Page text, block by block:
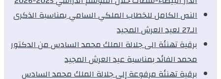
النص الكامل للخطاب الملكي السامي بمناسبة الذكرى
الـ27 لعيد العرش المجيد
برقية تهنئة الى جلالة الملك محمد السادس من الدكتور
محمد الفائد بمناسبة عيد العرش المجيد
برقية تهنئة مرفوعة إلى جلالة الملك محمد السادس